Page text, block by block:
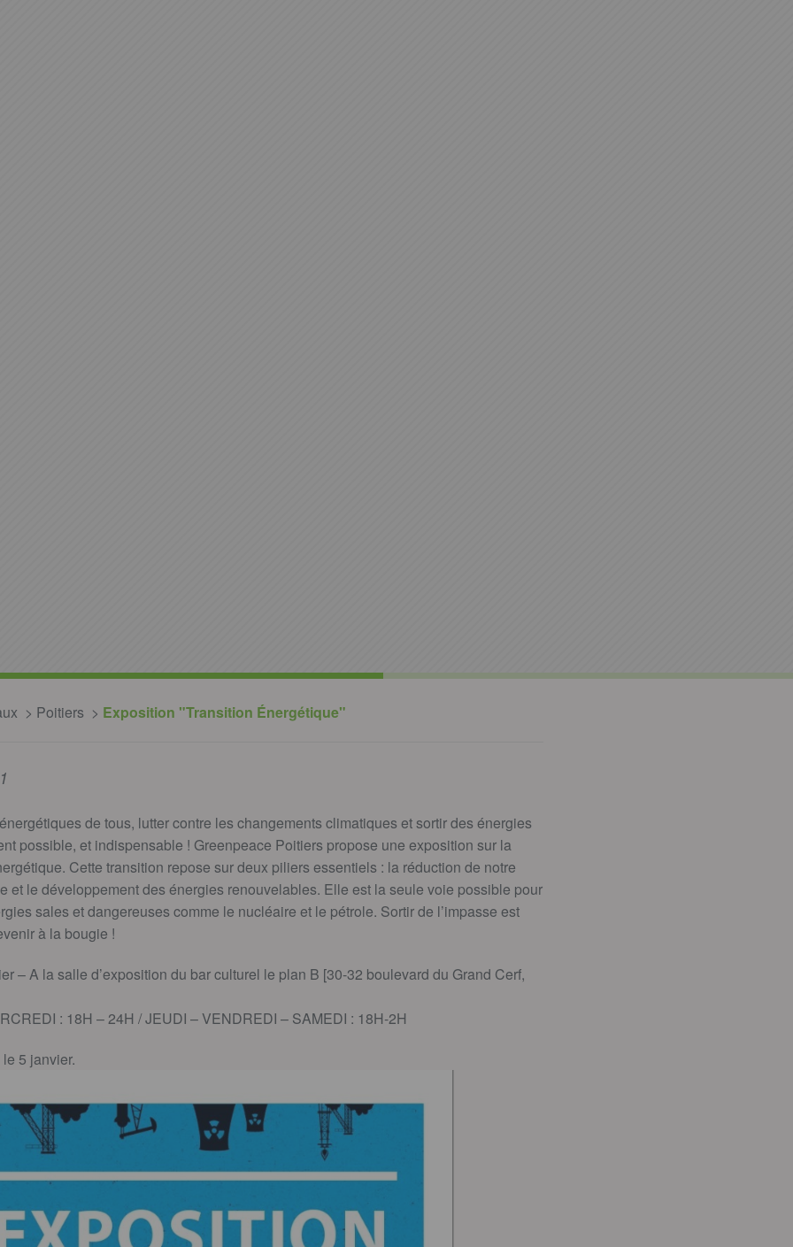
Poitiers Exposition "Transition Énergétique"
de tous, lutter contre les changements climatiques et sortir des énergies
possible, et indispensable ! Greenpeace Poitiers propose une exposition sur la
Cette transition repose sur deux piliers essentiels : la réduction de notre
et le développement des énergies renouvelables. Elle est la seule voie possible pour
sales et dangereuses comme le nucléaire et le pétrole. Sortir de l’impasse est
à la bougie !
– A la salle d’exposition du bar culturel le plan B [30-32 boulevard du Grand Cerf,
: 18H – 24H / JEUDI – VENDREDI – SAMEDI : 18H-2H
5 janvier.